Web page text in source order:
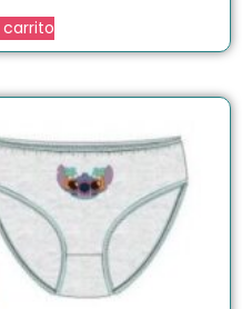
carrito